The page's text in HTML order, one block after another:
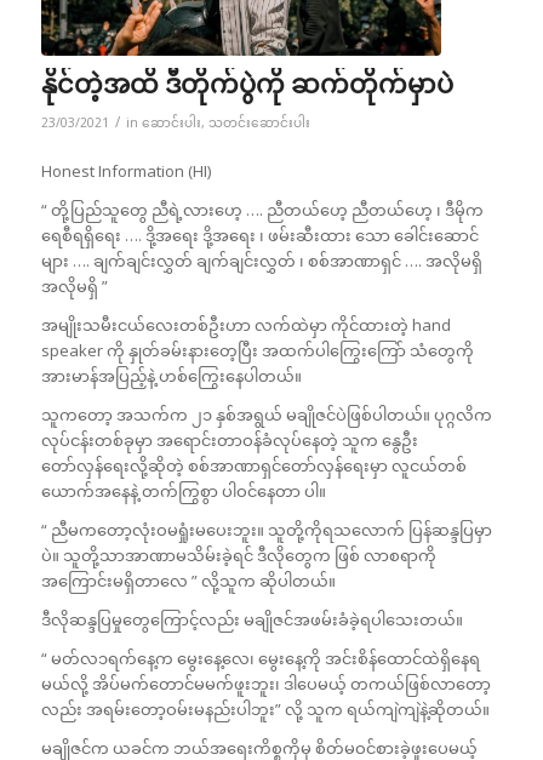
နိုင်တဲ့အထိ ဒီတိုက်ပွဲကို ဆက်တိုက်မှာပဲ
23/03/2021 / in ဆောင်းပါး, သတင်းဆောင်းပါး
Honest Information (HI)
“ တို့ပြည်သူတွေ ညီရဲ့လားဟေ့ …. ညီတယ်ဟေ့ ညီတယ်ဟေ့ ၊ ဒီမိုက
ရေစီရရှိရေး …. ဒို့အရေး ဒို့အရေး ၊ ဖမ်းဆီးထား သော ခေါင်းဆောင်
များ …. ချက်ချင်းလွှတ် ချက်ချင်းလွှတ် ၊ စစ်အာဏာရှင် …. အလိုမရှိ
အလိုမရှိ ”
အမျိုးသမီးငယ်လေးတစ်ဦးဟာ လက်ထဲမှာ ကိုင်ထားတဲ့ hand
speaker ကို နှုတ်ခမ်းနားတေ့ပြီး အထက်ပါကြွေးကြော် သံတွေကို
အားမာန်အပြည့်နဲ့ ဟစ်ကြွေးနေပါတယ်။
သူကတော့ အသက်က ၂၁ နှစ်အရွယ် မချိုဇင်ပဲဖြစ်ပါတယ်။ ပုဂ္ဂလိက
လုပ်ငန်းတစ်ခုမှာ အရောင်းတာဝန်ခံလုပ်နေတဲ့ သူက နွေဦး
တော်လှန်ရေးလို့ဆိုတဲ့ စစ်အာဏာရှင်တော်လှန်ရေးမှာ လူငယ်တစ်
ယောက်အနေနဲ့ တက်ကြွစွာ ပါဝင်နေတာ ပါ။
“ ညီမကတော့လုံးဝမရှုံးမပေးဘူး။ သူတို့ကိုရသလောက် ပြန်ဆန္ဒပြမှာ
ပဲ။ သူတို့သာအာဏာမသိမ်းခဲ့ရင် ဒီလိုတွေက ဖြစ် လာစရာကို
အကြောင်းမရှိတာလေ ” လို့သူက ဆိုပါတယ်။
ဒီလိုဆန္ဒပြမှုတွေကြောင့်လည်း မချိုဇင်အဖမ်းခံခဲ့ရပါသေးတယ်။
“ မတ်လ၁ရက်နေ့က မွေးနေ့လေ၊ မွေးနေ့ကို အင်းစိန်ထောင်ထဲရှိနေရ
မယ်လို့ အိပ်မက်တောင်မမက်ဖူးဘူး၊ ဒါပေမယ့် တကယ်ဖြစ်လာတော့
လည်း အရမ်းတော့ဝမ်းမနည်းပါဘူး” လို့ သူက ရယ်ကျဲကျဲနဲ့ဆိုတယ်။
မချိုဇင်က ယခင်က ဘယ်အရေးကိစ္စကိုမှ စိတ်မဝင်စားခဲ့ဖူးပေမယ့်